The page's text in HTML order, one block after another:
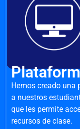
Hemos creado una
a nuestros
que les permite
recursos de clase.